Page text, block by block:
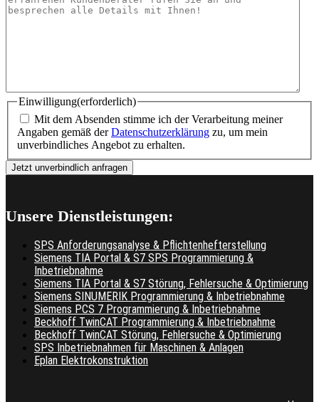
Einwilligung(erforderlich)
Mit dem Absenden stimme ich der Verarbeitung meiner
Angaben gemäß derDatenschutzerklärung zu, um mein
unverbindliches Angebot zu erhalten.
Unsere Dienstleistungen:
SPS Anforderungsanalyse & Pflichtenhefterstellung
Siemens TIA Portal & S7 SPS Programmierung &
Inbetriebnahme
Siemens TIA Portal & S7 Störung, Fehlersuche & Optimierung
Siemens SINUMERIK Programmierung & Inbetriebnahme
Siemens PCS 7 Programmierung & Inbetriebnahme
Beckhoff TwinCAT Programmierung & Inbetriebnahme
Beckhoff TwinCAT Störung, Fehlersuche & Optimierung
SPS Inbetriebnahmen für Maschinen & Anlagen
Eplan Elektrokonstruktion